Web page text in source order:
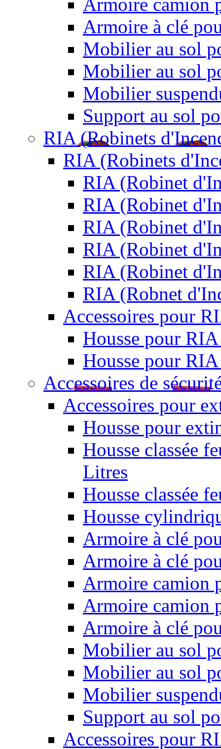
Armoire à clé
Mobilier au sol
Mobilier au sol
Mobilier
Support au sol
RIA (Robinets
RIA (Robinets
RIA (Robinet
RIA (Robinet
RIA (Robinet
RIA (Robinet
RIA (Robinet
RIA (Robnet
Accessoires pour
Housse pour
Housse pour
Accessoires de
Accessoires pour
Housse pour
Housse classée
Litres
Housse classée
Housse
Armoire à clé
Armoire à clé
Armoire camion
Armoire camion
Armoire à clé
Mobilier au sol
Mobilier au sol
Mobilier
Support au sol
Accessoires pour